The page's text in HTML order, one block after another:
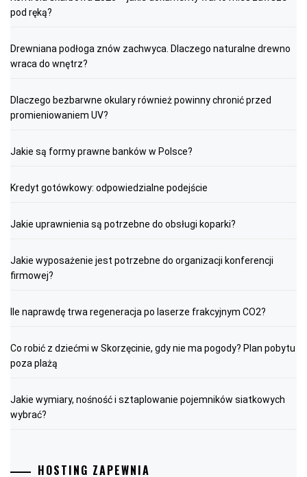
pod ręką?
Drewniana podłoga znów zachwyca. Dlaczego naturalne drewno
wraca do wnętrz?
Dlaczego bezbarwne okulary również powinny chronić przed
promieniowaniem UV?
Jakie są formy prawne banków w Polsce?
Kredyt gotówkowy: odpowiedzialne podejście
Jakie uprawnienia są potrzebne do obsługi koparki?
Jakie wyposażenie jest potrzebne do organizacji konferencji
firmowej?
Ile naprawdę trwa regeneracja po laserze frakcyjnym CO2?
Co robić z dziećmi w Skorzęcinie, gdy nie ma pogody? Plan pobytu
poza plażą
Jakie wymiary, nośność i sztaplowanie pojemników siatkowych
wybrać?
HOSTING ZAPEWNIA